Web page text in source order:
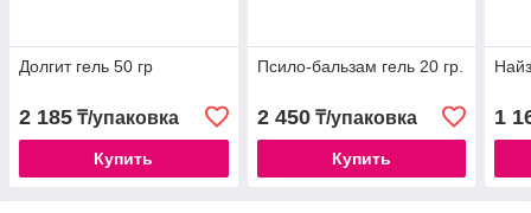
Долгит гель 50 гр
2 185 ₸/упаковка
Купить
Псило-бальзам гель 20 гр.
2 450₸/упаковка
Купить
1